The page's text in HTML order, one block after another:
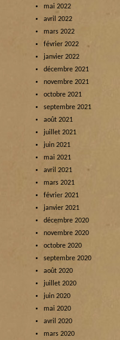
mai 2022
avril 2022
mars 2022
février 2022
janvier 2022
décembre 2021
novembre 2021
octobre 2021
septembre 2021
août 2021
juillet 2021
juin 2021
mai 2021
avril 2021
mars 2021
février 2021
janvier 2021
décembre 2020
novembre 2020
octobre 2020
septembre 2020
août 2020
juillet 2020
juin 2020
mai 2020
avril 2020
mars 2020